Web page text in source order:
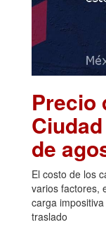
Precio
de
El costo de los
varios factores,
carga
traslado